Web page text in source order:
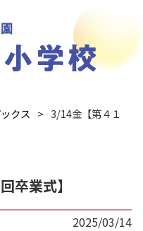
クス
3/14金【第４１
卒業式】
2025/03/14